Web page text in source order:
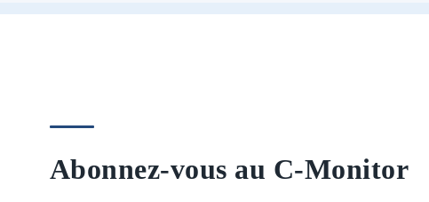
Abonnez-vous au C-Monitor